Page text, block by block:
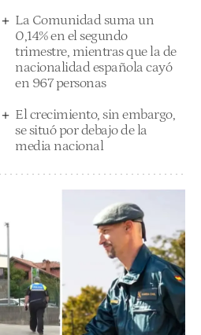
La Comunidad suma un
0,14% en el segundo
trimestre, mientras que la de
nacionalidad española cayó
en 967 personas
El crecimiento, sin embargo,
se situó por debajo de la
media nacional